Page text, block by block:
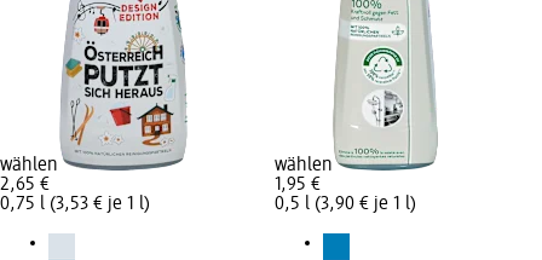
wählen
2,65 €
0,75 l (3,53 € je 1 l)
wählen
1,95 €
0,5 l (3,90 € je 1 l)